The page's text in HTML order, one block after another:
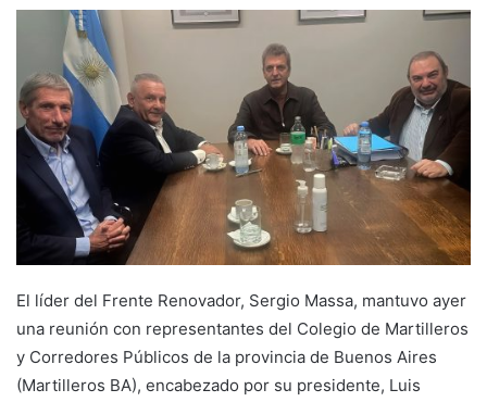
El líder del Frente Renovador, Sergio Massa, mantuvo ayer
una reunión con representantes del Colegio de Martilleros
y Corredores Públicos de la provincia de Buenos Aires
(Martilleros BA), encabezado por su presidente, Luis